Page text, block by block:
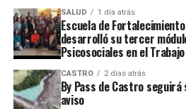
UP NEXT
Buscarán vincular la sociedad
NO TE PIERDAS
Museo de Ancud llevó el dibujo de
a la isla Cailín
SALUD 1 día atrás
Escuela de
desarrolló su tercer
Psicosociales en el Trabajo
CASTRO 2 días atrás
By Pass de Castro
aviso